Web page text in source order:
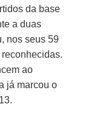
da base
a duas
nos seus 59
ao
já marcou o